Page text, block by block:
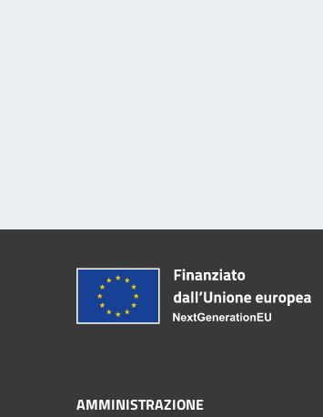
AMMINISTRAZIONE